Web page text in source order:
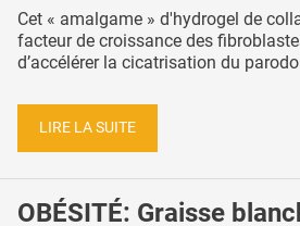
Cet « amalgame » d'hydrogel de
facteur de croissance des
d’accélérer la cicatrisation du
LIRE LA SUITE
OBÉSITÉ: Graisse